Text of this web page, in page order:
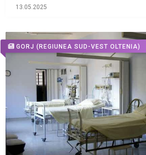
13.05.2025
GORJ (REGIUNEA SUD-VEST OLTENIA)